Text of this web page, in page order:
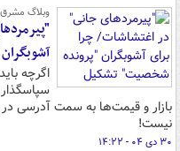
وبلاگ مشرق
اگرچه
بازار و قیمت‌ها به سمت آدرسی
نیست!
۳۰ دی ۰۴ - ۱۴:۲۲